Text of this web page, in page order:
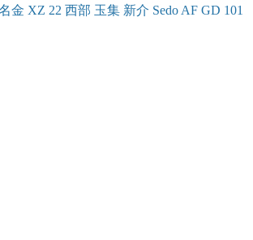
金 XZ 22 西部 玉集 新介 Sedo AF GD 101